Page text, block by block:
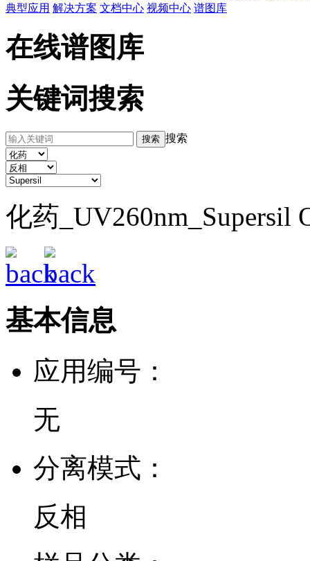
典型应用 解决方案 文档中心 视频中心 谱图库
在线谱图库
关键词搜索
搜索
化药_UV260nm_Supersil
基本信息
应用编号：
无
分离模式：
反相